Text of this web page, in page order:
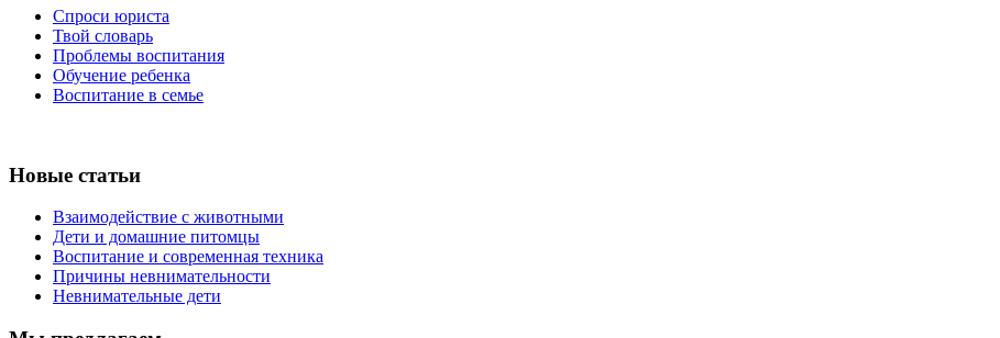
Спроси юриста
Твой словарь
Проблемы воспитания
Обучение ребенка
Воспитание в семье
Новые статьи
Взаимодействие с животными
Дети и домашние питомцы
Воспитание и современная техника
Причины невнимательности
Невнимательные дети